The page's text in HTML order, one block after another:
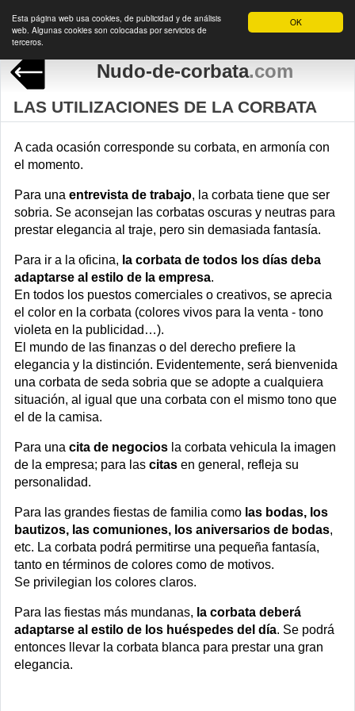
OK
Esta página web usa cookies, de publicidad y de análisis
web. Algunas cookies son colocadas por servicios de
terceros.
Nudo-de-corbata.com
LAS UTILIZACIONES DE LA CORBATA
A cada ocasión corresponde su corbata, en armonía con
el momento.
Para una entrevista de trabajo, la corbata tiene que ser
sobria. Se aconsejan las corbatas oscuras y neutras para
prestar elegancia al traje, pero sin demasiada fantasía.
Para ir a la oficina, la corbata de todos los días deba
adaptarse al estilo de la empresa.
En todos los puestos comerciales o creativos, se aprecia
el color en la corbata (colores vivos para la venta - tono
violeta en la publicidad…).
El mundo de las finanzas o del derecho prefiere la
elegancia y la distinción. Evidentemente, será bienvenida
una corbata de seda sobria que se adopte a cualquiera
situación, al igual que una corbata con el mismo tono que
el de la camisa.
Para una cita de negociosla corbata vehicula la imagen
de la empresa; para las citasen general, refleja su
personalidad.
Para las grandes fiestas de familia como las bodas, los
bautizos, las comuniones, los aniversarios de bodas,
etc. La corbata podrá permitirse una pequeña fantasía,
tanto en términos de colores como de motivos.
Se privilegian los colores claros.
Para las fiestas más mundanas, la corbata deberá
adaptarse al estilo de los huéspedes del día. Se podrá
entonces llevar la corbata blanca para prestar una gran
elegancia.